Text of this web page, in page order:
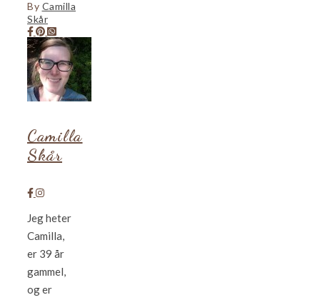
By Camilla
Skår
Camilla
Skår
Jeg heter
Camilla,
er 39 år
gammel,
og er